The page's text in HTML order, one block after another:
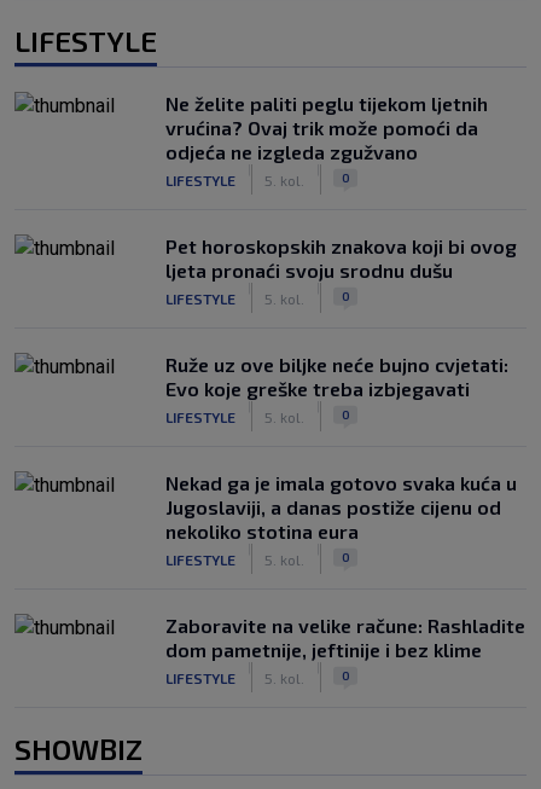
LIFESTYLE
Ne želite paliti peglu tijekom ljetnih
vrućina? Ovaj trik može pomoći da
odjeća ne izgleda zgužvano
LIFESTYLE 5. kol. 0
Pet horoskopskih znakova koji bi ovog
ljeta pronaći svoju srodnu dušu
LIFESTYLE 5. kol. 0
Ruže uz ove biljke neće bujno cvjetati:
Evo koje greške treba izbjegavati
LIFESTYLE 5. kol. 0
Nekad ga je imala gotovo svaka kuća u
Jugoslaviji, a danas postiže cijenu od
nekoliko stotina eura
LIFESTYLE 5. kol. 0
Zaboravite na velike račune: Rashladite
dom pametnije, jeftinije i bez klime
LIFESTYLE 5. kol. 0
SHOWBIZ